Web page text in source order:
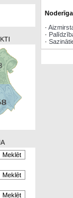
·
·
·